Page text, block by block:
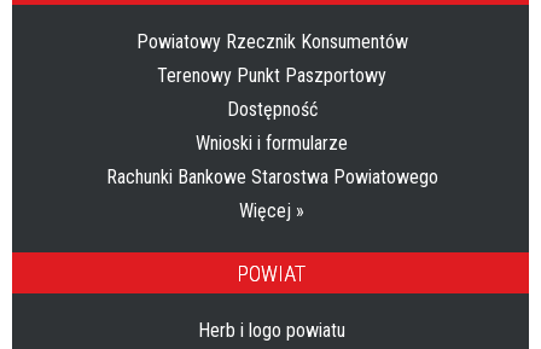
Powiatowy Rzecznik Konsumentów
Terenowy Punkt Paszportowy
Dostępność
Wnioski i formularze
Rachunki Bankowe Starostwa Powiatowego
Więcej »
POWIAT
Herb i logo powiatu